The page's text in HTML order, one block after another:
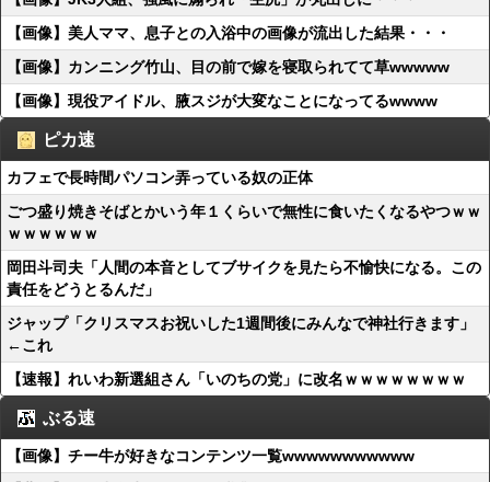
【画像】美人ママ、息子との入浴中の画像が流出した結果・・・
【画像】カンニング竹山、目の前で嫁を寝取られてて草wwwww
【画像】現役アイドル、腋スジが大変なことになってるwwww
ピカ速
カフェで長時間パソコン弄っている奴の正体
ごつ盛り焼きそばとかいう年１くらいで無性に食いたくなるやつｗｗ
ｗｗｗｗｗｗ
岡田斗司夫「人間の本音としてブサイクを見たら不愉快になる。この
責任をどうとるんだ」
ジャップ「クリスマスお祝いした1週間後にみんなで神社行きます」
←これ
【速報】れいわ新選組さん「いのちの党」に改名ｗｗｗｗｗｗｗｗ
ぶる速
【画像】チー牛が好きなコンテンツ一覧wwwwwwwwwww